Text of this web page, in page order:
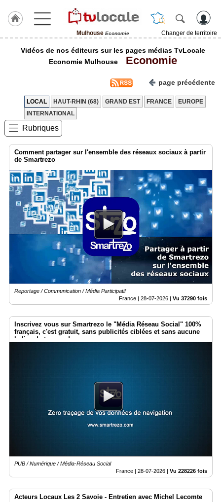
Mulhouse Economie
Changer de territoire
J'adhère
TvLocale
France
Accueil
RUBRIQUES
Agenda
Gazette
Vidéos
annuaire
Accès
éditeur
Vidéos de nos éditeurs sur les pages médias TvLocale
Economie Mulhouse
Economie
page précédente
LOCAL HAUT-RHIN (68) GRAND EST FRANCE
EUROPE
INTERNATIONAL
Rubriques
Comment partager sur l'ensemble des réseaux sociaux à partir
de Smartrezo
Reportage / Communication / Média Participatif
France | 28-07-2026 Vu 37290 fois
Inscrivez vous sur Smartrezo le "Média Réseau Social" 100%
français, c'est gratuit, sans publicités ciblées et sans aucune
balise de traçage !
PUB / Numérique / Média-Réseau Social
France | 28-07-2026 | Vu 228226 fois
Acteurs Locaux Les 2 Savoie - Entretien avec Michel Lecomte